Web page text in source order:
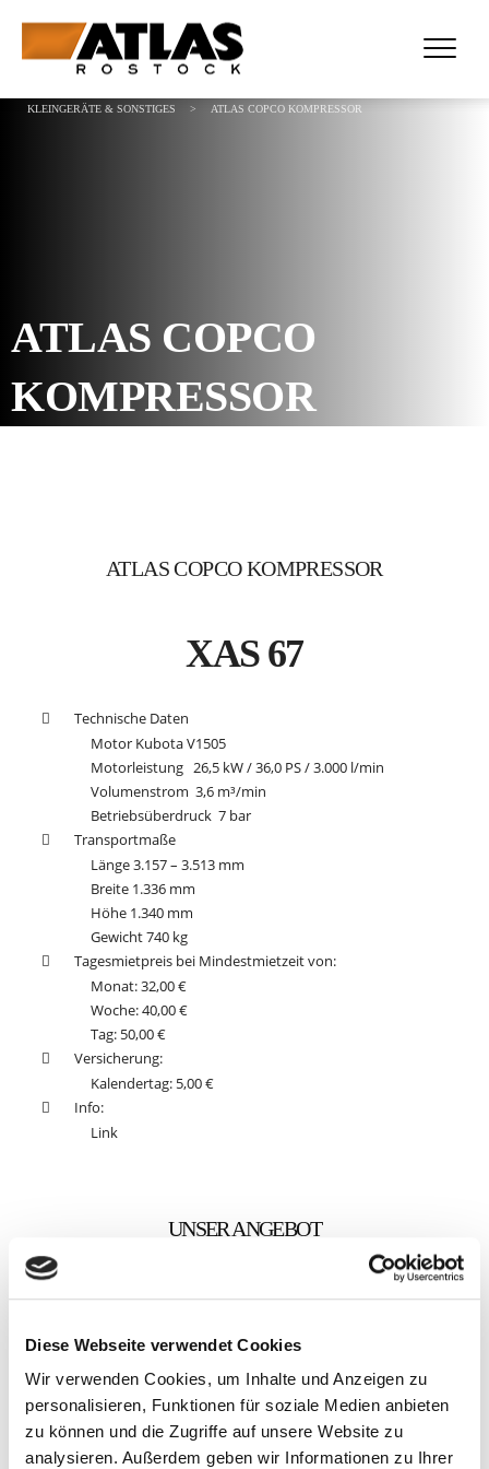
Diese Webseite verwendet Cookies
Wir verwenden Cookies, um Inhalte und Anzeigen zu
personalisieren, Funktionen für soziale Medien anbieten
zu können und die Zugriffe auf unsere Website zu
analysieren. Außerdem geben wir Informationen zu Ihrer
KLEINGERÄTE & SONSTIGES
> ATLAS COPCO KOMPRESSOR
ATLAS COPCO
KOMPRESSOR
ATLAS COPCO KOMPRESSOR
XAS 67
Technische Daten
Motor Kubota V1505
Motorleistung 26,5 kW / 36,0 PS / 3.000 l/min
Volumenstrom 3,6 m³/min
Betriebsüberdruck 7 bar
Transportmaße
Länge 3.157 – 3.513 mm
Breite 1.336 mm
Höhe 1.340 mm
Gewicht 740 kg
Tagesmietpreis bei Mindestmietzeit von:
Monat: 32,00 €
Woche: 40,00 €
Tag: 50,00 €
Versicherung:
Kalendertag: 5,00 €
Info:
Link
UNSER ANGEBOT
NEHMEN SIE MIT UNS
KONTAKT AUF
Sie sind interessiert am Angebot unseres Maschinenparks?
Dann nutzen Sie unser Kontakformular und wir bearbeiten
Ihre Anfrage schnellsmöglich.